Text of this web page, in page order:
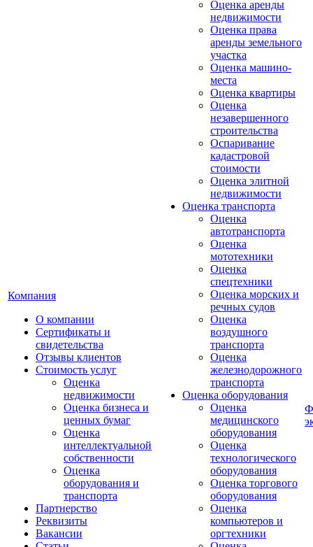
Компания
О компании
Сертификаты и
свидетельства
Отзывы клиентов
Стоимость услуг
Оценка
недвижимости
Оценка бизнеса и
ценных бумаг
Оценка
интеллектуальной
собственности
Оценка
оборудования и
транспорта
Партнерство
Реквизиты
Вакансии
Оценка аренды
недвижимости
Оценка права
аренды земельного
участка
Оценка машино-
места
Оценка квартиры
Оценка
незавершенного
строительства
Оспаривание
кадастровой
стоимости
Оценка элитной
недвижимости
Оценка транспорта
Оценка
автотранспорта
Оценка
мототехники
Оценка
спецтехники
Оценка морских и
речных судов
Оценка
воздушного
транспорта
Оценка
железнодорожного
транспорта
Оценка оборудования
Оценка
медицинского
оборудования
Оценка
технологического
оборудования
Оценка торгового
оборудования
Оценка
компьютеров и
оргтехники